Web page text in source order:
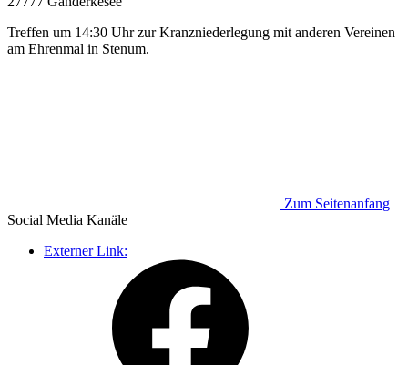
Treffen um 14:30 Uhr zur Kranzniederlegung mit anderen Vereinen
am Ehrenmal in Stenum.
Zum Seitenanfang
Social Media Kanäle
Externer Link: